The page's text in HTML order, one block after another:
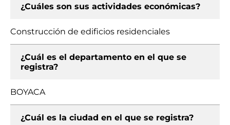
¿Cuáles son sus actividades económicas?
Construcción de edificios residenciales
¿Cuál es el departamento en el que se
registra?
BOYACA
¿Cuál es la ciudad en el que se registra?